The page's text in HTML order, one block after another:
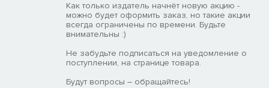
Как только издатель начнёт новую акцию -
можно будет оформить заказ, но такие акции
всегда ограничены по времени. Будьте
внимательны :)
Не забудьте подписаться на уведомление о
поступлении, на странице товара.
Будут вопросы – обращайтесь!